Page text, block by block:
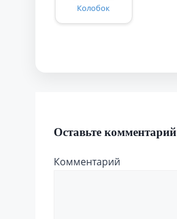
Колобок
Оставьте комментарий
Комментарий